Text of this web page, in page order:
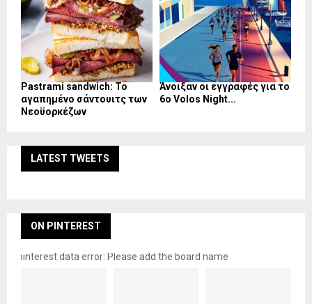
Pastrami sandwich: Το
αγαπημένο σάντουιτς των
Νεοϋορκέζων
Άνοιξαν οι εγγραφές για το
6ο Volos Night...
LATEST TWEETS
ON PINTEREST
pinterest data error: Please add the board name